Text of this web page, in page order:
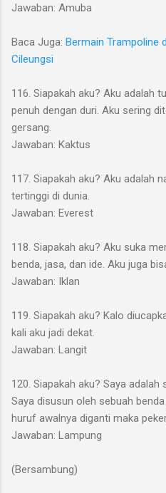
Jawaban: Amuba
Baca Juga: Bermain Trampoline
Cileungsi
116. Siapakah aku? Aku adalah
penuh dengan duri. Aku sering
gersang.
Jawaban: Kaktus
117. Siapakah aku? Aku adalah
tertinggi di dunia.
Jawaban: Everest
118. Siapakah aku? Aku suka
benda, jasa, dan ide. Aku juga
Jawaban: Iklan
119. Siapakah aku? Kalo
kali aku jadi dekat.
Jawaban: Langit
120. Siapakah aku? Saya adalah
Saya disusun oleh sebuah
huruf awalnya diganti maka
Jawaban: Lampung
(Bersambung)